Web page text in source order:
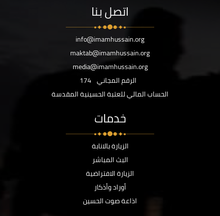
اتصل بنا
info@imamhussain.org
maktab@imamhussain.org
media@imamhussain.org
الرقم المجاني 174
الحساب المالي للعتبة الحسينية المقدسة
خدمات
الزيارة بالانابة
البث المباشر
الزيارة الافتراضية
أوراد وأذكار
اذاعة صوت الحسين